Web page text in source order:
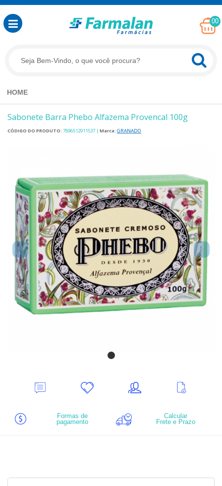
00
HOME
Sabonete Barra Phebo Alfazema Provencal 100g
CÓDIGO DO PRODUTO: 7896512911537 | Marca: GRANADO
Formas de
pagamento
Calcular
Frete e Prazo